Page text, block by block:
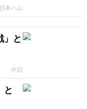
日本ハム
」と
中日
と